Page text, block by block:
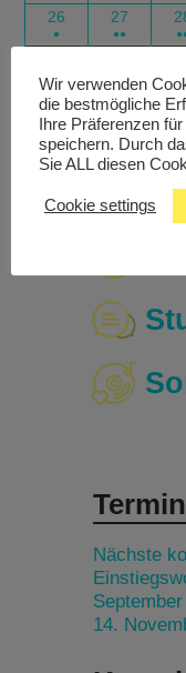
26
●
27
●●
Subscribe
in
Google
in
Nächste
14.
Wir verwenden
die bestmögliche
Ihre Präferenzen
speichern. Durch
Sie ALL diesen
Cookie settings